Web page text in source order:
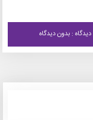
دیدگاه : بدون دیدگاه